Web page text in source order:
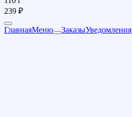
239 ₽
ГлавнаяМеню ЗаказыУведомления